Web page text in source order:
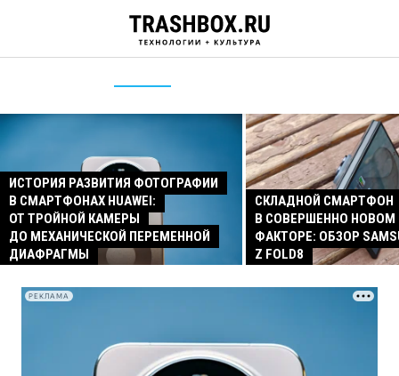
ИСТОРИЯ РАЗВИТИЯ ФОТОГРАФИИ
В СМАРТФОНАХ HUAWEI:
ОТ ТРОЙНОЙ КАМЕРЫ
ДО МЕХАНИЧЕСКОЙ ПЕРЕМЕННОЙ
ДИАФРАГМЫ
СКЛАДНОЙ СМАРТФОН
В СОВЕРШЕННО
ФАКТОРЕ: ОБЗОР
Z FOLD8
РЕКЛАМА